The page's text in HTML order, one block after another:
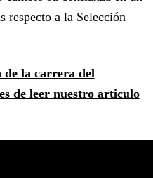
respecto a la Selección
de la carrera del
de leer nuestro articulo